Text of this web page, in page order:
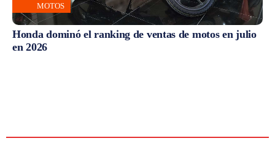
MOTOS
Honda dominó el ranking de ventas de motos en julio
en 2026